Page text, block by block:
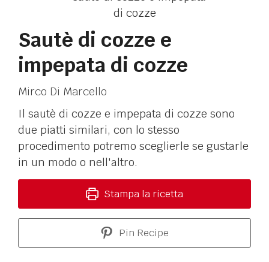
Sautè di cozze e
impepata di cozze
Mirco Di Marcello
Il sautè di cozze e impepata di cozze sono
due piatti similari, con lo stesso
procedimento potremo sceglierle se gustarle
in un modo o nell'altro.
Stampa la ricetta
Pin Recipe